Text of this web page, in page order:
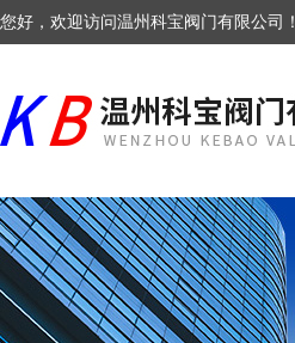
您好，欢迎访问温州科宝阀门有限公司！